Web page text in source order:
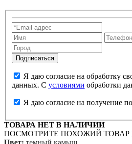
данных. С условиями обработки
Я даю согласие на получение
ТОВАРА НЕТ В НАЛИЧИИ
ПОСМОТРИТЕ ПОХОЖИЙ ТОВАР
Цвет: темный камыш